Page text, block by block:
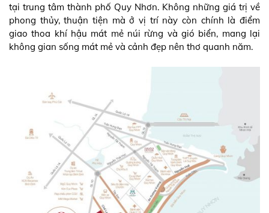
tại trung tâm thành phố Quy Nhơn. Không những giá trị về
phong thủy, thuận tiện mà ở vị trí này còn chính là điểm
giao thoa khí hậu mát mẻ núi rừng và gió biển, mang lại
không gian sống mát mẻ và cảnh đẹp nên thơ quanh năm.